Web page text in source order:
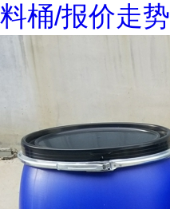
料桶/报价走势